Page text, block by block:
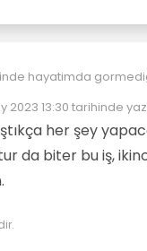
hayatimda
kulaklarini keseriz
yok
besleniyorlar
ne hale geldi.
biraz dusunun.
2023 13:30 tarihinde
her şey
da biter bu iş,